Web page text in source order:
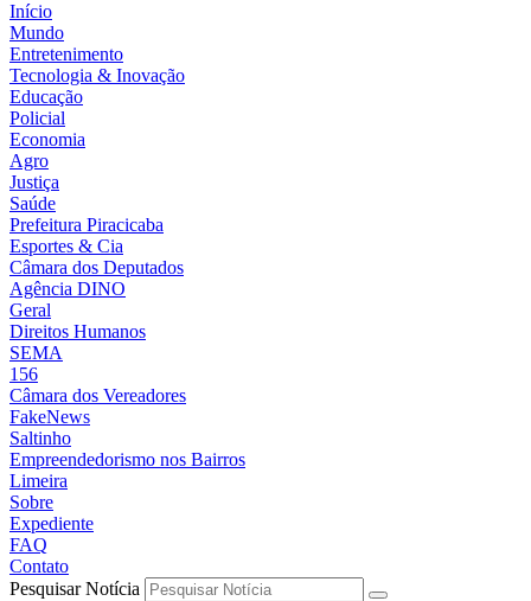
Início
Mundo
Entretenimento
Tecnologia & Inovação
Educação
Policial
Economia
Agro
Justiça
Saúde
Prefeitura Piracicaba
Esportes & Cia
Câmara dos Deputados
Agência DINO
Geral
Direitos Humanos
SEMA
156
Câmara dos Vereadores
FakeNews
Saltinho
Empreendedorismo nos Bairros
Limeira
Sobre
Expediente
FAQ
Contato
Pesquisar Notícia